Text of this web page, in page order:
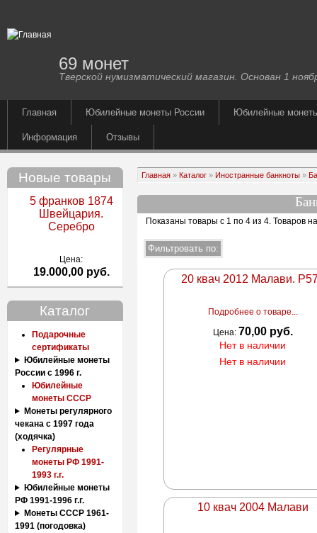
69 монет
Тверской нумизматический магазин. Основан 1
Главная Юбилейные монеты России Юбилейные
Информация Отзывы
Новые товары
5 франков 1874
Швейцария.
Серебро
Цена:
19.000,00 руб.
Каталог
Подарочные
сертификаты
Юбилейные монеты
России с 1996 г.
Юбилейные
монеты СССР
Монеты регулярного
чекана с 1997 года
(ходячка)
Регулярные
монеты РФ 1991-
1993 г.г.
Юбилейные монеты
РФ 1991-1996 г.г.
Монеты СССР 1961-
1991 (погодовка)
Главная» Каталог» Иностранные банкноты»
Показаны товары с 1 по 4 из 4. Товаров
20 квач 2012 Малави.
Подробнее о товаре...
Цена: 70,00 руб.
Нет в наличии
Нет в наличии
10 квач 2004 Малави